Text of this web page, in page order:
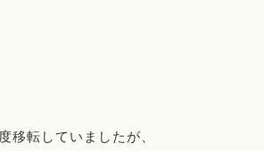
移転していましたが、